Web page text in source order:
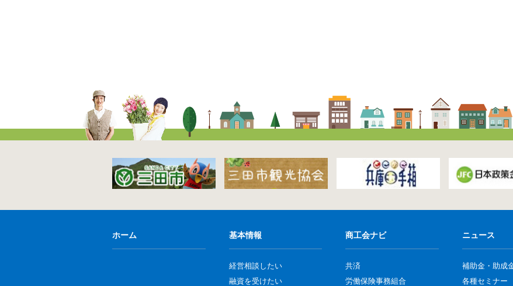
ホーム 基本情報
経営相談したい
融資を受けたい
商工会ナビ
共済
労働保険事務組合
ニュース
補助金・助成
各種セミナー